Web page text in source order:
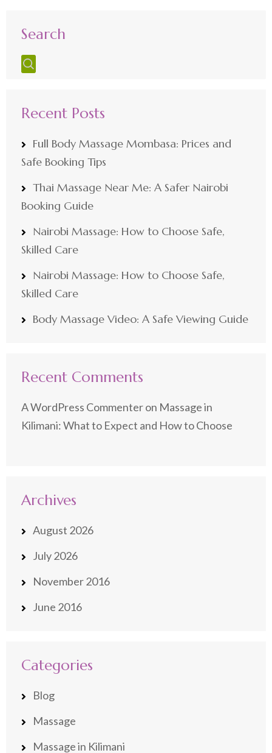
Search
Recent Posts
Full Body Massage Mombasa: Prices and
Safe Booking Tips
Thai Massage Near Me: A Safer Nairobi
Booking Guide
Nairobi Massage: How to Choose Safe,
Skilled Care
Nairobi Massage: How to Choose Safe,
Skilled Care
Body Massage Video: A Safe Viewing Guide
Recent Comments
A WordPress Commenteron Massage in
Kilimani: What to Expect and How to Choose
Archives
August 2026
July 2026
November 2016
June 2016
Categories
Blog
Massage
Massage in Kilimani